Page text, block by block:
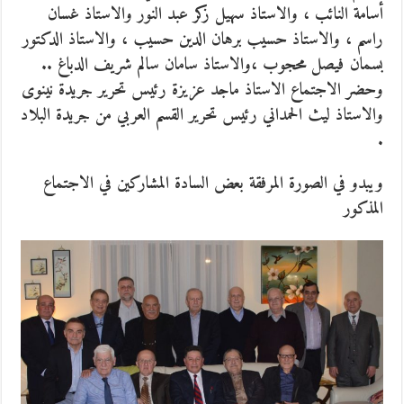
أسامة النائب ، والاستاذ سهيل زكر عبد النور والاستاذ غسان
راسم ، والاستاذ حسيب برهان الدين حسيب ، والاستاذ الدكتور
بسمان فيصل محجوب ،والاستاذ سامان سالم شريف الدباغ ..
وحضر الاجتماع الاستاذ ماجد عزيزة رئيس تحرير جريدة نينوى
والاستاذ ليث الحمداني رئيس تحرير القسم العربي من جريدة البلاد
.
ويبدو في الصورة المرفقة بعض السادة المشاركين في الاجتماع
المذكور